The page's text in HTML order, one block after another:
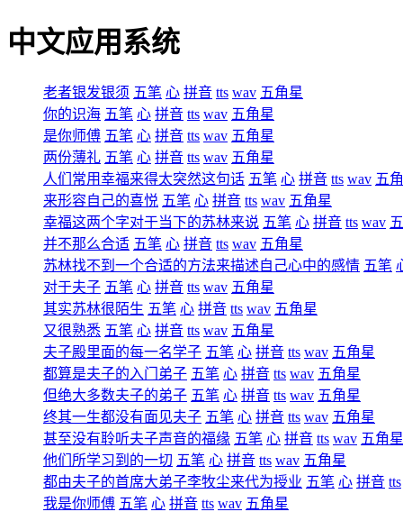
中文应用系统
老者银发银须 五笔 心 拼音 tts wav 五角星
你的识海 五笔 心 拼音 tts wav 五角星
是你师傅 五笔 心 拼音 tts wav 五角星
两份薄礼 五笔 心 拼音 tts wav 五角星
人们常用幸福来得太突然这句话 五笔 心 拼音 tts wav 五
来形容自己的喜悦 五笔 心 拼音 tts wav 五角星
幸福这两个字对于当下的苏林来说 五笔 心 拼音 tts wav
并不那么合适 五笔 心 拼音 tts wav 五角星
苏林找不到一个合适的方法来描述自己心中的感情 五笔
对于夫子 五笔 心 拼音 tts wav 五角星
其实苏林很陌生 五笔 心 拼音 tts wav 五角星
又很熟悉 五笔 心 拼音 tts wav 五角星
夫子殿里面的每一名学子 五笔 心 拼音 tts wav 五角星
都算是夫子的入门弟子 五笔 心 拼音 tts wav 五角星
但绝大多数夫子的弟子 五笔 心 拼音 tts wav 五角星
终其一生都没有面见夫子 五笔 心 拼音 tts wav 五角星
甚至没有聆听夫子声音的福缘 五笔 心 拼音 tts wav 五角星
他们所学习到的一切 五笔 心 拼音 tts wav 五角星
都由夫子的首席大弟子李牧尘来代为授业 五笔 心 拼音 tts
我是你师傅 五笔 心 拼音 tts wav 五角星